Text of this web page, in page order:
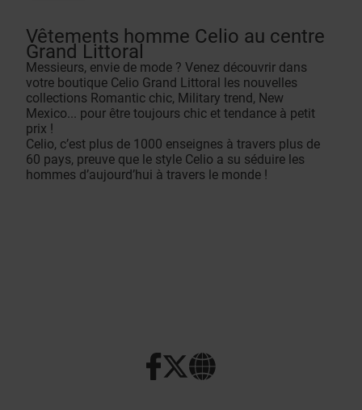
Vêtements homme Celio au centre
Grand Littoral
Messieurs, envie de mode ? Venez découvrir dans
votre boutique Celio Grand Littoral les nouvelles
collections Romantic chic, Military trend, New
Mexico... pour être toujours chic et tendance à petit
prix !
Celio, c’est plus de 1000 enseignes à travers plus de
60 pays, preuve que le style Celio a su séduire les
hommes d’aujourd’hui à travers le monde !